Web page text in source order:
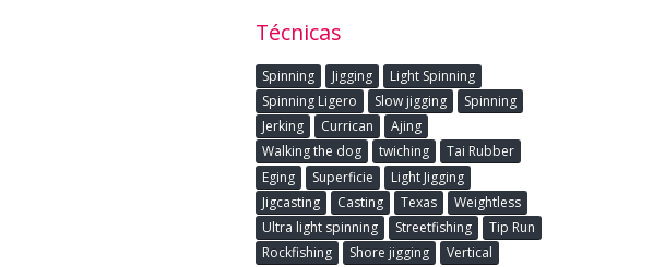
Técnicas
Spinning Jigging
Light Spinning
Spinning Ligero
Slow jigging
Spinning
Jerking
Currican
Ajing
Walking the dog
twiching
Tai Rubber
Eging
Superficie
Light Jigging
Jigcasting
Casting Texas
Weightless
Ultra light spinning
Streetfishing
Tip Run
Rockfishing
Shore jigging
Vertical